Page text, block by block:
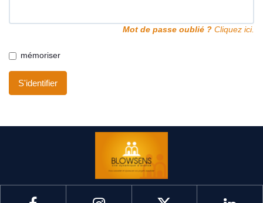
Mot de passe oublié ? Cliquez ici.
mémoriser
S'identifier